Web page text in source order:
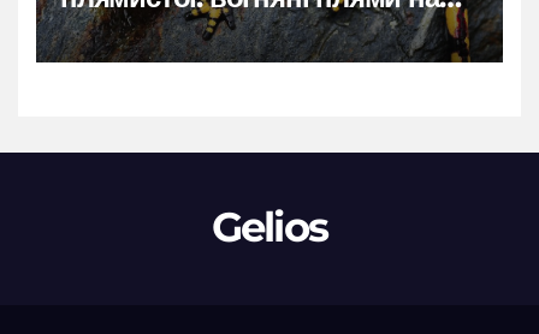
чорному тлі
Gelios